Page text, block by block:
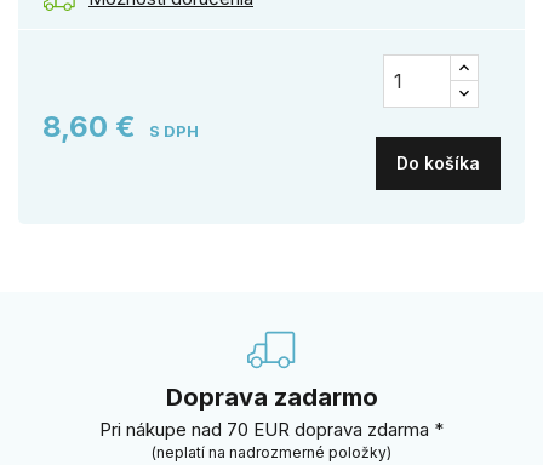
8,60 € S DPH
Do košíka
Doprava zadarmo
Pri nákupe nad 70 EUR doprava zdarma *
(neplatí na nadrozmerné položky)